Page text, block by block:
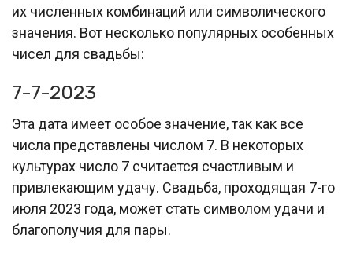
их численных комбинаций или символического
значения. Вот несколько популярных особенных
чисел для свадьбы:
7-7-2023
Эта дата имеет особое значение, так как все
числа представлены числом 7. В некоторых
культурах число 7 считается счастливым и
привлекающим удачу. Свадьба, проходящая 7-го
июля 2023 года, может стать символом удачи и
благополучия для пары.